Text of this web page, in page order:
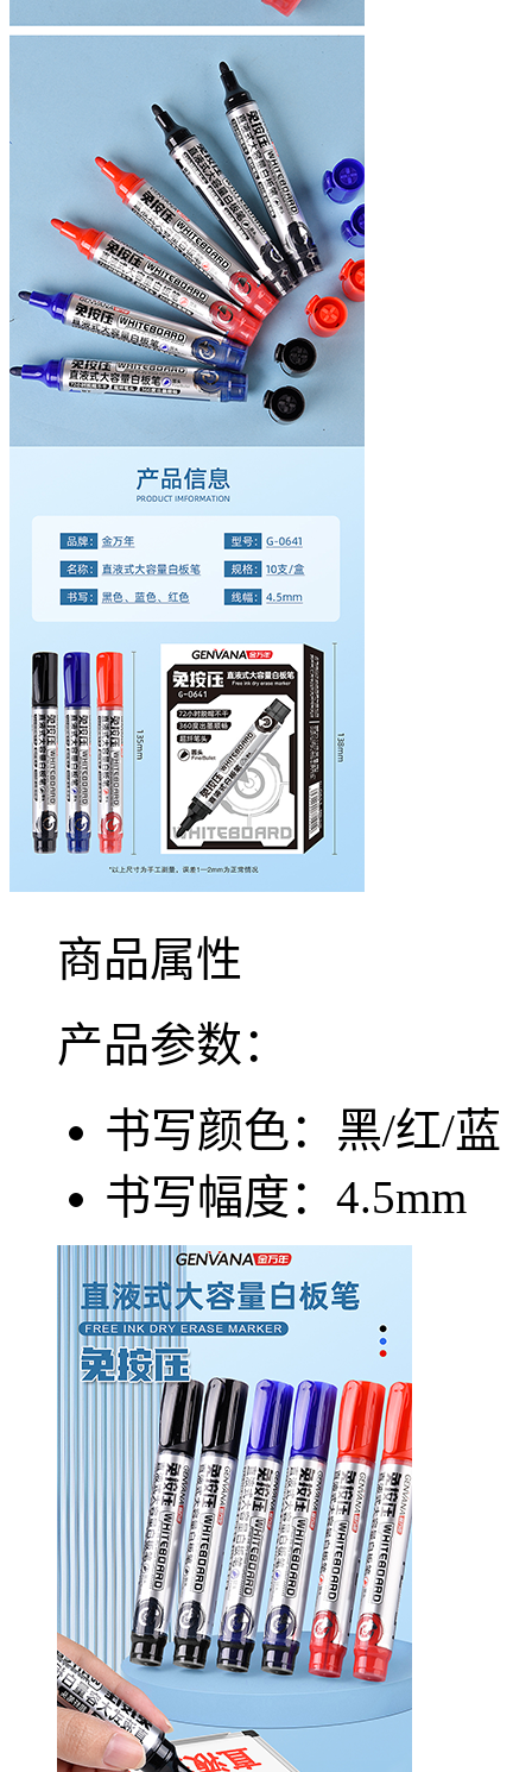
商品属性
产品参数：
书写颜色： 黑/红/蓝
书写幅度： 4.5mm